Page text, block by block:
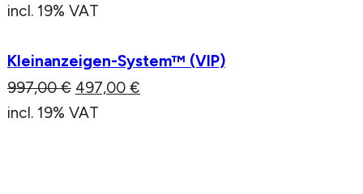
incl. 19% VAT
Kleinanzeigen-System™ (VIP)
997,00€ 497,00 €
incl. 19% VAT